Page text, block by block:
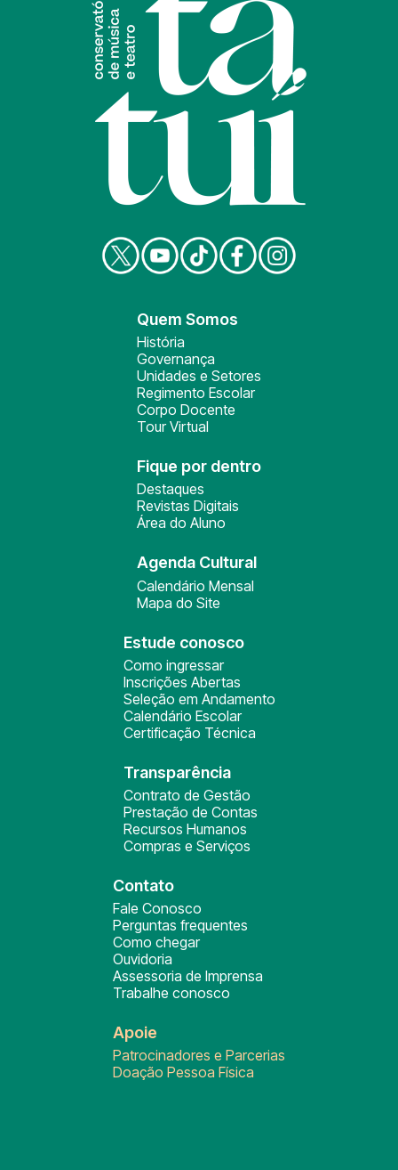
Quem Somos
História
Governança
Unidades e Setores
Regimento Escolar
Corpo Docente
Tour Virtual
Fique por dentro
Destaques
Revistas Digitais
Área do Aluno
Agenda Cultural
Calendário Mensal
Mapa do Site
Estude conosco
Como ingressar
Inscrições Abertas
Seleção em Andamento
Calendário Escolar
Certificação Técnica
Transparência
Contrato de Gestão
Prestação de Contas
Recursos Humanos
Compras e Serviços
Contato
Fale Conosco
Perguntas frequentes
Como chegar
Ouvidoria
Assessoria de Imprensa
Trabalhe conosco
Apoie
Patrocinadores e Parcerias
Doação Pessoa Física